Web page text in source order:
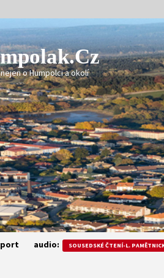
nejen o Humpolci a okolí
audio: SOUSEDSKÉ ČTENÍ-L.